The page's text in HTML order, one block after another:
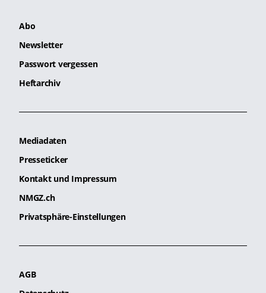
Abo
Newsletter
Passwort vergessen
Heftarchiv
Mediadaten
Presseticker
Kontakt und Impressum
NMGZ.ch
Privatsphäre-Einstellungen
AGB